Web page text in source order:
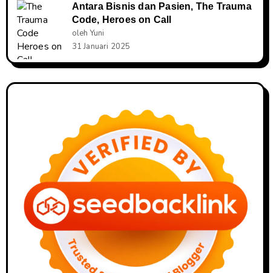
Antara Bisnis dan Pasien, The Trauma
Code, Heroes on Call
oleh Yuni
31 Januari 2025